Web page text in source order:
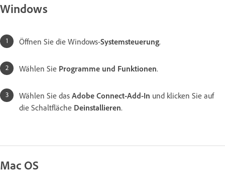
Windows
Öffnen Sie die Windows-Systemsteuerung.
Wählen Sie Programme und Funktionen.
Wählen Sie das Adobe Connect-Add-In und klicken Sie auf
die Schaltfläche Deinstallieren.
Mac OS